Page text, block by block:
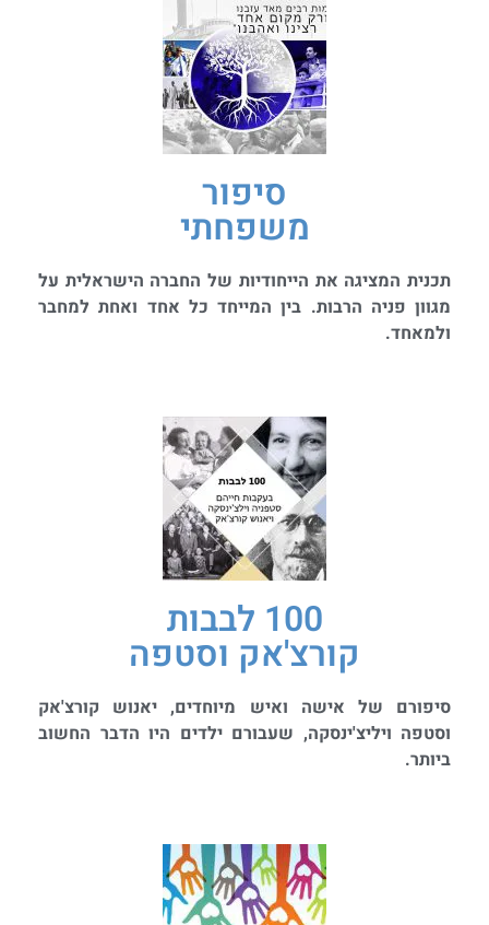
סיפור
משפחתי
תכנית המציגה את הייחודיות של החברה הישראלית על
מגוון פניה הרבות. בין המייחד כל אחד ואחת למחבר
ולמאחד.
100 לבבות
קורצ'אק וסטפה
סיפורם של אישה ואיש מיוחדים, יאנוש קורצ'אק
וסטפה ויליצ'ינסקה, שעבורם ילדים היו הדבר החשוב
ביותר.